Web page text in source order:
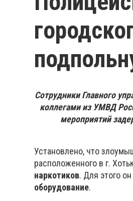
Сотрудники Главного
коллегами из УМВД
мероприятий
Установлено, что
расположенного в г.
наркотиков. Для этого
оборудование.